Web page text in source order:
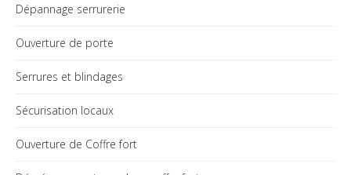
Dépannage serrurerie
Ouverture de porte
Serrures et blindages
Sécurisation locaux
Ouverture de Coffre fort